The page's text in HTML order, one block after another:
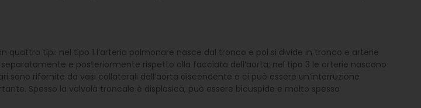
quattro tipi: nel tipo 1 l’arteria polmonare nasce dal tronco e poi si divide in tronco e arterie
e posteriormente rispetto alla facciata dell’aorta; nel tipo 3 le arterie nascono
rifornite da vasi collaterali dell’aorta discendente e ci può essere un’interruzione
Spesso la valvola troncale è displasica, può essere bicuspide e molto spesso